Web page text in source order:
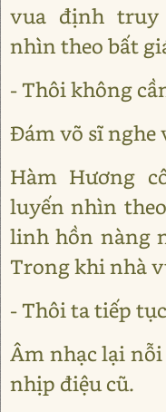
vua định truy
nhìn theo bất
- Thôi không
Ðám võ sĩ nghe
Hàm Hương
luyến nhìn
linh hồn nàng
Trong khi nhà
- Thôi ta tiếp
Âm nhạc lại
nhịp điệu cũ.